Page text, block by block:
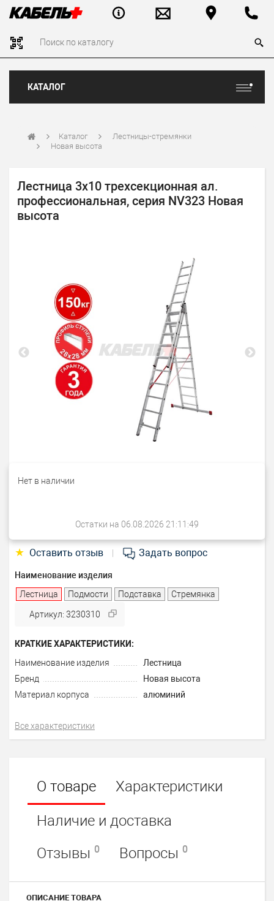
КАТАЛОГ
Каталог
Лестницы-стремянки
Новая высота
Лестница 3х10 трехсекционная ал.
профессиональная, серия NV323 Новая
высота
Нет в наличии
Остатки на 06.08.2026 21:11:49
★ Оставить отзыв Задать вопрос
Наименование изделия
Лестница
Подмости Подставка Стремянка
Артикул: 3230310
КРАТКИЕ ХАРАКТЕРИСТИКИ:
Наименование изделия
Лестница
Бренд
Новая высота
Материал корпуса
алюминий
Все характеристики
О товаре
Характеристики
Наличие и доставка
Отзывы 0 Вопросы 0
ОПИСАНИЕ ТОВАРА